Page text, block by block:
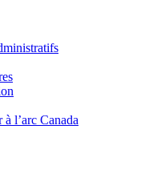
l’arc Canada